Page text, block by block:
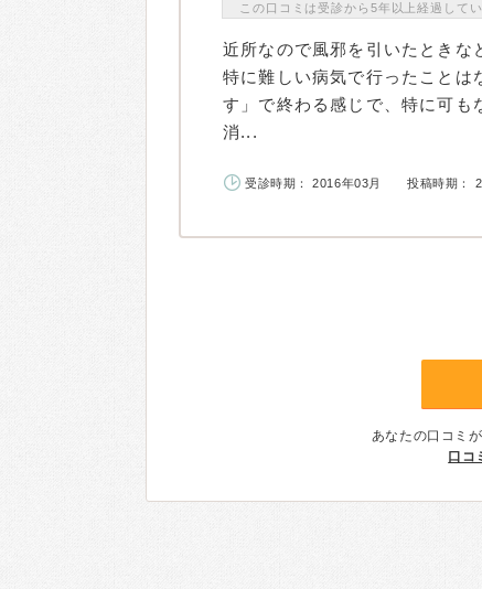
この口コミは受診から5年以上経過してい
近所なので風邪を引いたときな
特に難しい病気で行ったことは
す」で終わる感じで、特に可も
消...
受診時期： 2016年03月 投稿時期：
あなたの口コミ
口コ